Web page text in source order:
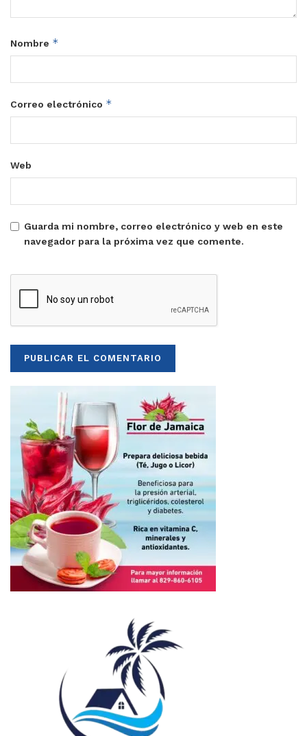
Nombre *
Correo electrónico *
Web
Guarda mi nombre, correo electrónico y web en este
navegador para la próxima vez que comente.